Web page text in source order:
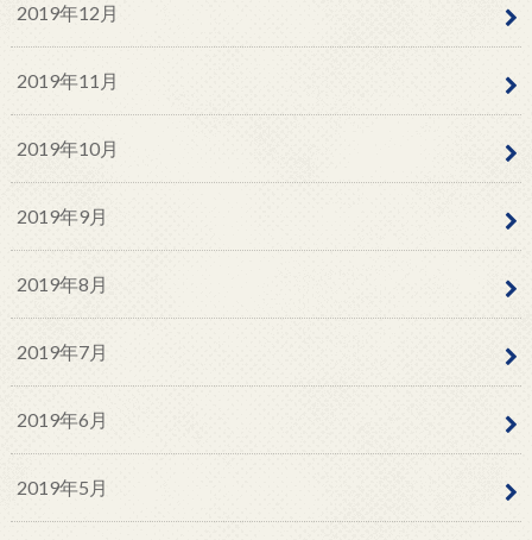
2019年12月
2019年11月
2019年10月
2019年9月
2019年8月
2019年7月
2019年6月
2019年5月